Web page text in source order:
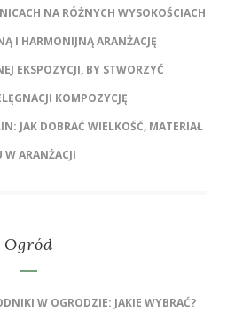
NA RÓŻNYCH WYSOKOŚCIACH
I HARMONIJNĄ ARANŻACJĘ
EKSPOZYCJI, BY STWORZYĆ
KOMPOZYCJĘ
JAK DOBRAĆ WIELKOŚĆ, MATERIAŁ
ARANŻACJI
Ogród
W OGRODZIE: JAKIE WYBRAĆ?